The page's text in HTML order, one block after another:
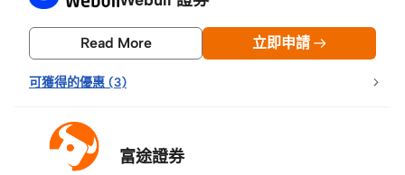
Read More 立即申請
可獲得的優惠 (3)
富途證券